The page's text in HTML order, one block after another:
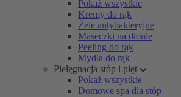
Pokaż wszystkie
Kremy do rąk
Żele antybakteryjne
Maseczki na dłonie
Peeling do rąk
Mydła do rąk
Pielęgnacja stóp i pięt
Pokaż wszystkie
Domowe spa dla stóp